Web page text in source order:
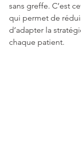
sans greffe. C’est
qui permet de
d’adapter la
chaque patient.